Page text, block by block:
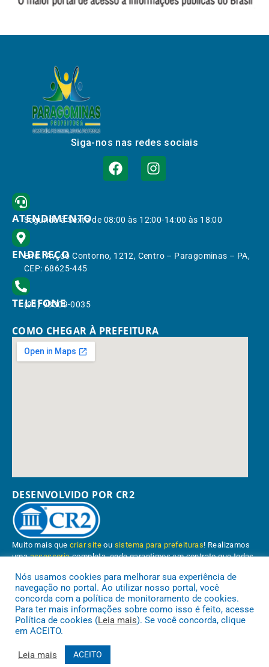
Siga-nos nas redes sociais
ATENDIMENTO
Segunda à Sexta de 08:00 às 12:00-14:00 às 18:00
ENDEREÇO
End.: Av. do Contorno, 1212, Centro – Paragominas – PA,
CEP: 68625-445
TELEFONE
(91) 98309-0035
COMO CHEGAR À PREFEITURA
DESENVOLVIDO POR CR2
Muito mais quecriar site ou sistema para prefeituras! Realizamos
umaassessoriacompleta, onde garantimos em contrato que todas
Conheça oPNTP e oRadar da Transparência Pública
Nós usamos cookies para melhorar sua experiência de
navegação no portal. Ao utilizar nosso portal, você
concorda com a política de monitoramento de cookies.
Para ter mais informações sobre como isso é feito, acesse
Política de cookies (Leia mais). Se você concorda, clique
em ACEITO.
Leia mais ACEITO